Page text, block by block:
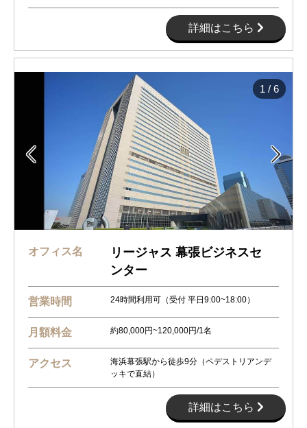
詳細はこちら
 
1 / 6
オフィス名
リージャス 幕張ビジネスセ
ンター
営業時間 24時間利用可（受付 平日9:00~18:00）
月額料金 約80,000円~120,000円/1名
アクセス
海浜幕張駅から徒歩9分（ペデストリアンデ
ッキで直結）
詳細はこちら